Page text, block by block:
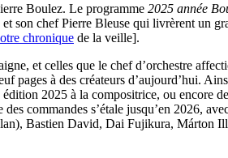
Boulez. Le programme 2025 année
son chef Pierre Bleuse qui livrèrent un
chronique de la veille].
et celles que le chef d’orchestre
pages à des créateurs d’aujourd’hui.
édition 2025 à la compositrice, ou encore de
commandes s’étale jusqu’en 2026,
Bastien David, Dai Fujikura, Márton